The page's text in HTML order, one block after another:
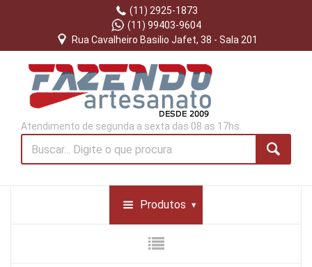
(11) 2925-1873
(11) 99403-9604
Rua Cavalheiro Basilio Jafet, 38 - Sala 201
Atendimento de segunda a sexta das 08 as 17hs.
Produtos